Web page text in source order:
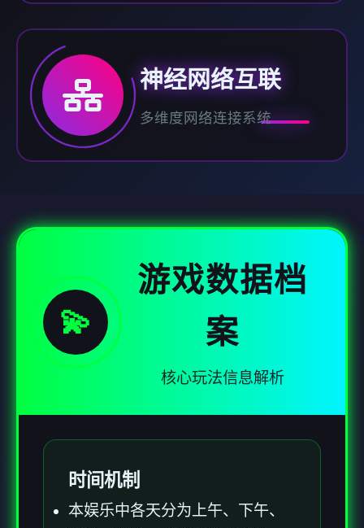
神经网络互联
多维度网络连接系统
💫
游戏数据档
案
核心玩法信息解析
时间机制
本娱乐中各天分为上午、下午、